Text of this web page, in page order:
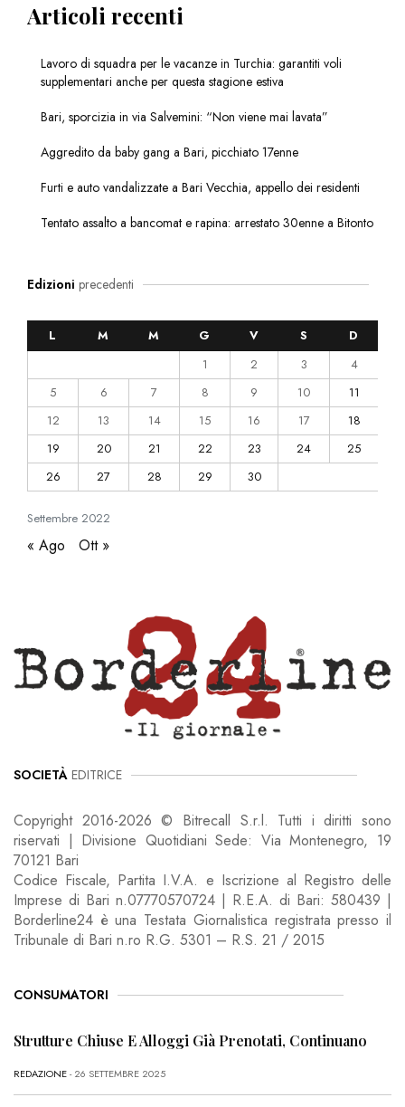
Articoli recenti
Lavoro di squadra per le vacanze in Turchia: garantiti voli
supplementari anche per questa stagione estiva
Bari, sporcizia in via Salvemini: “Non viene mai lavata”
Aggredito da baby gang a Bari, picchiato 17enne
Furti e auto vandalizzate a Bari Vecchia, appello dei residenti
Tentato assalto a bancomat e rapina: arrestato 30enne a Bitonto
Edizioni precedenti
Settembre 2022
L M M G V S
D
1
2 3
4
5
6 7 8 9 10
11
12
13 14 15 16 17
18
19
20 21 22 23 24
25
26
27 28 29 30
« Ago Ott »
SOCIETÀ EDITRICE
Copyright 2016-2026 © Bitrecall S.r.l. Tutti i diritti sono
riservati | Divisione Quotidiani Sede: Via Montenegro, 19
70121 Bari
Codice Fiscale, Partita I.V.A. e Iscrizione al Registro delle
Imprese di Bari n.07770570724 | R.E.A. di Bari: 580439 |
Borderline24 è una Testata Giornalistica registrata presso il
Tribunale di Bari n.ro R.G. 5301 – R.S. 21 / 2015
CONSUMATORI
Strutture Chiuse E Alloggi Già Prenotati, Continuano
REDAZIONE- 26 SETTEMBRE 2025